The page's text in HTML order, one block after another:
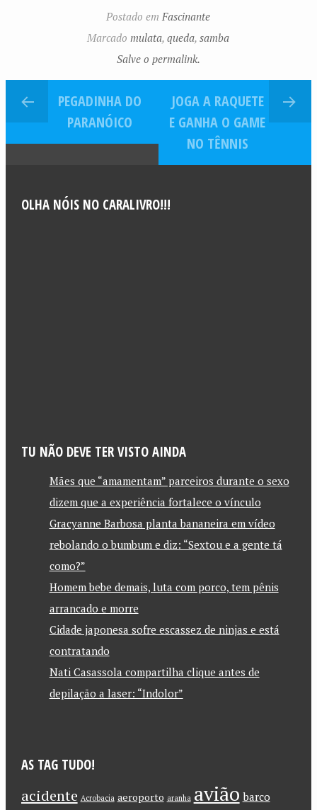
Postado emFascinante
Marcadomulata,queda,samba
Salve o permalink.
PEGADINHA DO
PARANÓICO
JOGA A RAQUETE
E GANHA O GAME
NO TÊNNIS
OLHA NÓIS NO CARALIVRO!!!
TU NÃO DEVE TER VISTO AINDA
Mães que “amamentam” parceiros durante o sexo
dizem que a experiência fortalece o vínculo
Gracyanne Barbosa planta bananeira em vídeo
rebolando o bumbum e diz: “Sextou e a gente tá
como?”
Homem bebe demais, luta com porco, tem pênis
arrancado e morre
Cidade japonesa sofre escassez de ninjas e está
contratando
Nati Casassola compartilha clique antes de
depilação a laser: “Indolor”
AS TAG TUDO!
acidente Acrobacia aeroporto aranha avião barco